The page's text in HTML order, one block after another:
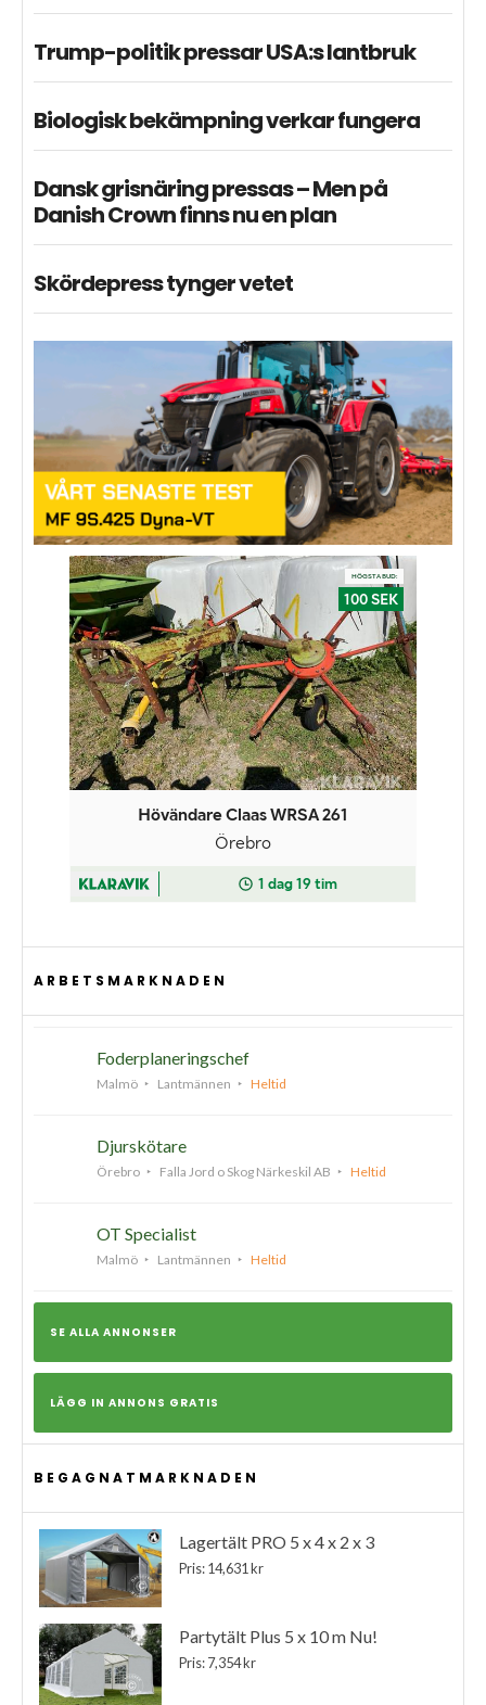
Trump-politik pressar USA:s lantbruk
Biologisk bekämpning verkar fungera
Dansk grisnäring pressas – Men på
Danish Crown finns nu en plan
Skördepress tynger vetet
ARBETSMARKNADEN
Foderplaneringschef
Malmö Lantmännen Heltid
Djurskötare
Örebro Falla Jord o Skog Närkeskil AB Heltid
OT Specialist
Malmö Lantmännen Heltid
SE ALLA ANNONSER
LÄGG IN ANNONS GRATIS
BEGAGNATMARKNADEN
Lagertält PRO 5 x 4 x 2 x 3
Pris: 14,631 kr
Partytält Plus 5 x 10 m Nu!
Pris: 7,354 kr